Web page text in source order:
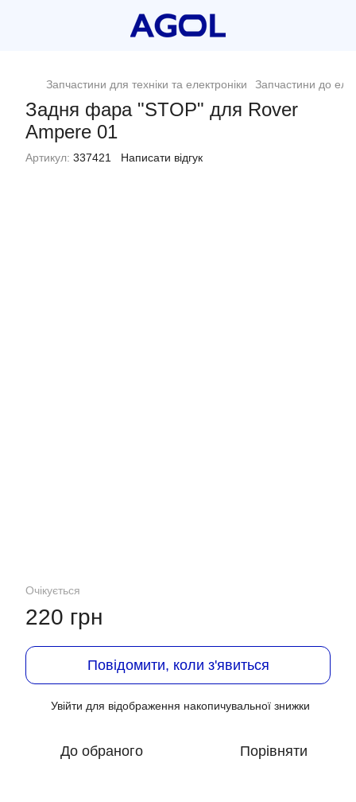
Запчастини для техніки та електроніки Запчастини до
Задня фара "STOP" для Rover
Ampere 01
Артикул: 337421 Написати відгук
Очікується
220 грн
Повідомити, коли з'явиться
Увійти для відображення накопичувальної знижки
До обраного Порівняти